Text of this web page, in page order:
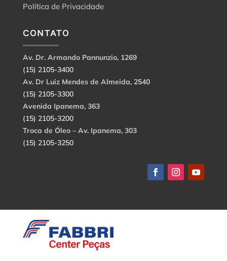
Política de Privacidade
CONTATO
Av. Dr. Armando Pannunzio, 1269
(15) 2105-3400
Av. Dr Luiz Mendes de Almeida, 2540
(15) 2105-3300
Avenida Ipanema, 363
(15) 2105-3200
Troca de Óleo – Av. Ipanema, 303
(15) 2105-3250